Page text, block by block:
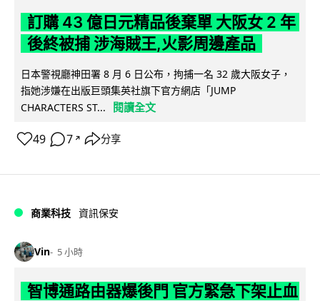
訂購 43 億日元精品後棄單 大阪女 2 年
後終被捕 涉海賊王,火影周邊產品
日本警視廳神田署 8 月 6 日公布，拘捕一名 32 歲大阪女子，
指她涉嫌在出版巨頭集英社旗下官方網店「JUMP
CHARACTERS ST...
閱讀全文
49 7 ↗ 分享
商業科技 資訊保安
Vin 5 小時
智博通路由器爆後門 官方緊急下架止血